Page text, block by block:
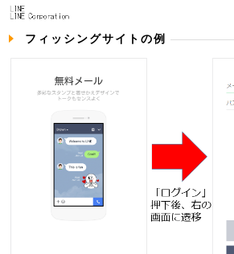
フィッシングサイトの例